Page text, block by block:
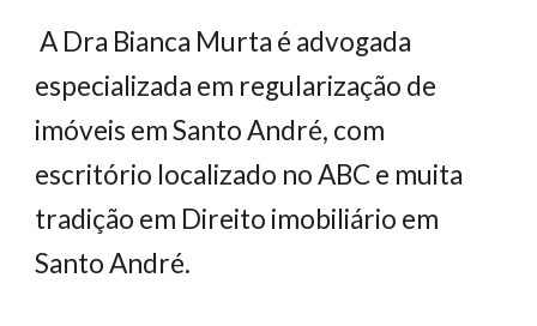
A Dra Bianca Murta é advogada
especializada em regularização de
imóveis em Santo André, com
escritório localizado no ABC e muita
tradição em Direito imobiliário em
Santo André.